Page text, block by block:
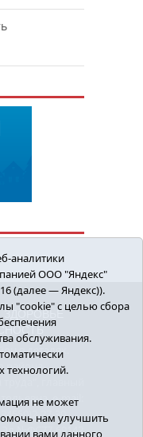
ЗДОРОВЬЕ
в деталях.
района
e-mail:
27-30
№ФС77-69142
аналитики
ООО "Яндекс"
(далее — Яндекс)).
"cookie" с целью сбора
обслуживания.
технологий.
не может
нам улучшить
вами данного